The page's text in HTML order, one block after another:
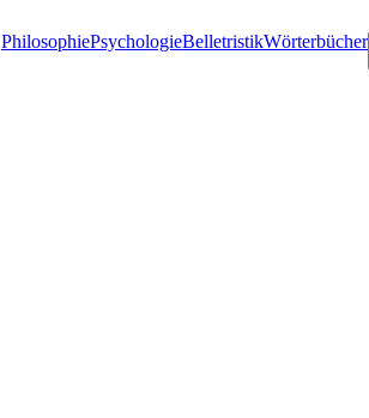
PhilosophiePsychologieBelletristikWörterbücher